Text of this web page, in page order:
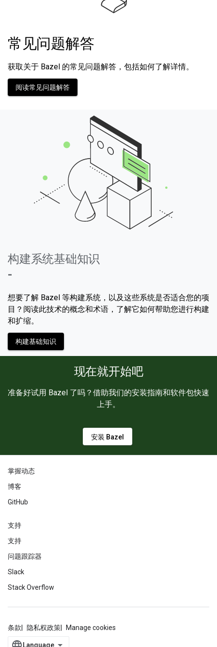
常见问题解答
获取关于 Bazel 的常见问题解答，包括如何了解详情。
阅读常见问题解答
构建系统基础知识
-
想要了解 Bazel 等构建系统，以及这些系统是否适合您的项
目？阅读此技术的概念和术语，了解它如何帮助您进行构建
和扩缩。
构建基础知识
现在就开始吧
准备好试用 Bazel 了吗？借助我们的安装指南和软件包快速
上手。
安装 Bazel
掌握动态
博客
GitHub
支持
支持
问题跟踪器
Slack
Stack Overflow
条款 隐私权政策 Manage cookies